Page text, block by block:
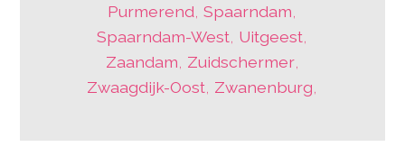
Purmerend ,Spaarndam
Spaarndam-West Uitgeest
Zaandam Zuidschermer,
Zwaagdijk-Oost Zwanenburg